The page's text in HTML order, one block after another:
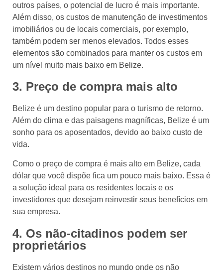
outros países, o potencial de lucro é mais importante.
Além disso, os custos de manutenção de investimentos
imobiliários ou de locais comerciais, por exemplo,
também podem ser menos elevados. Todos esses
elementos são combinados para manter os custos em
um nível muito mais baixo em Belize.
3. Preço de compra mais alto
Belize é um destino popular para o turismo de retorno.
Além do clima e das paisagens magníficas, Belize é um
sonho para os aposentados, devido ao baixo custo de
vida.
Como o preço de compra é mais alto em Belize, cada
dólar que você dispõe fica um pouco mais baixo. Essa é
a solução ideal para os residentes locais e os
investidores que desejam reinvestir seus benefícios em
sua empresa.
4. Os não-citadinos podem ser
proprietários
Existem vários destinos no mundo onde os não